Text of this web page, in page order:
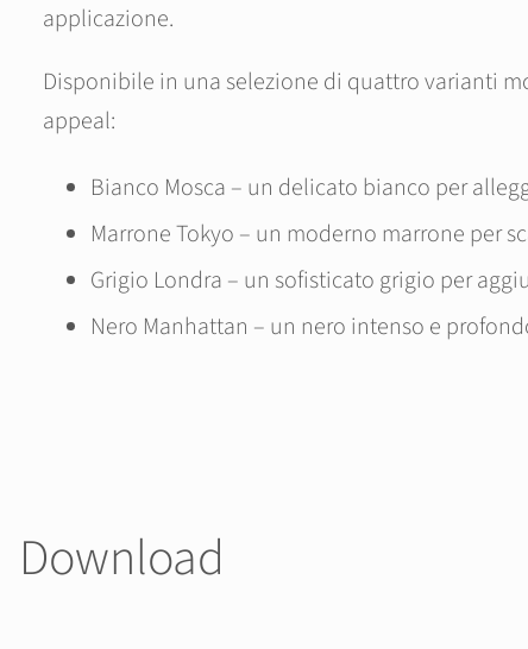
applicazione.
Disponibile in una selezione di quattro varianti
appeal:
Bianco Mosca – un delicato bianco per
Marrone Tokyo – un moderno marrone per
Grigio Londra – un sofisticato grigio per
Nero Manhattan – un nero intenso e
Download